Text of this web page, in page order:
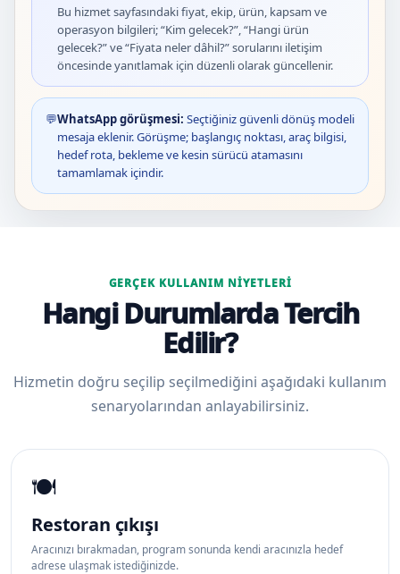
Bu hizmet sayfasındaki fiyat, ekip, ürün, kapsam ve
operasyon bilgileri; “Kim gelecek?”, “Hangi ürün
gelecek?” ve “Fiyata neler dâhil?” sorularını iletişim
öncesinde yanıtlamak için düzenli olarak güncellenir.
💬WhatsApp görüşmesi: Seçtiğiniz güvenli dönüş modeli
mesaja eklenir. Görüşme; başlangıç noktası, araç bilgisi,
hedef rota, bekleme ve kesin sürücü atamasını
tamamlamak içindir.
GERÇEK KULLANIM NIYETLERI
Hangi Durumlarda Tercih
Edilir?
Hizmetin doğru seçilip seçilmediğini aşağıdaki kullanım
senaryolarından anlayabilirsiniz.
🍽️
Restoran çıkışı
Aracınızı bırakmadan, program sonunda kendi aracınızla hedef
adrese ulaşmak istediğinizde.